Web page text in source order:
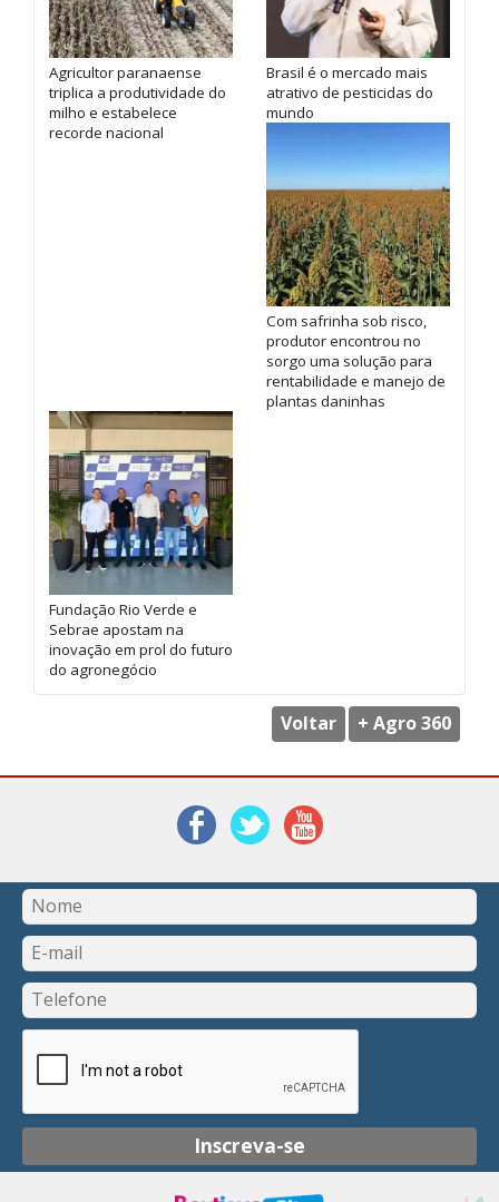
Agricultor paranaense
triplica a produtividade do
milho e estabelece
recorde nacional
Brasil é o mercado mais
atrativo de pesticidas do
mundo
Com safrinha sob risco,
produtor encontrou no
sorgo uma solução para
rentabilidade e manejo de
plantas daninhas
Fundação Rio Verde e
Sebrae apostam na
inovação em prol do futuro
do agronegócio
Voltar + Agro 360
Inscreva-se